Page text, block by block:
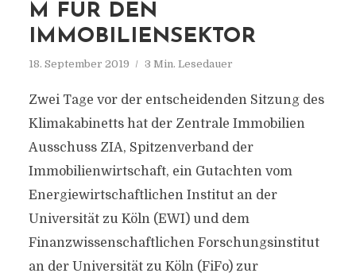
M FÜR DEN
IMMOBILIENSEKTOR
18. September 2019 3 Min. Lesedauer
Zwei Tage vor der entscheidenden Sitzung des
Klimakabinetts hat der Zentrale Immobilien
Ausschuss ZIA, Spitzenverband der
Immobilienwirtschaft, ein Gutachten vom
Energiewirtschaftlichen Institut an der
Universität zu Köln (EWI) und dem
Finanzwissenschaftlichen Forschungsinstitut
an der Universität zu Köln (FiFo) zur